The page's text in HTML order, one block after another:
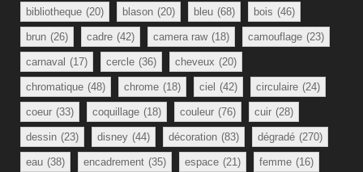
bibliotheque (20) blason (20) bleu (68) bois (46)
brun (26) cadre (42) camera raw (18) camouflage (23)
carnaval (17) cercle (36) cheveux (20)
chromatique (48) chrome (18) ciel (42) circulaire (24)
coeur (33) coquillage (18) couleur (76) cuir (28)
dessin (23) disney (44) décoration (83) dégradé (270)
eau (38) encadrement (35) espace (21) femme (16)